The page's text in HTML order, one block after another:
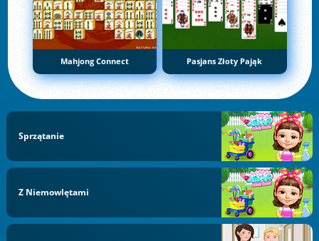
Mahjong Connect Pasjans Złoty Pająk
Sprzątanie
Z Niemowlętami